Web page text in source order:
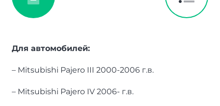
Для автомобилей:
– Mitsubishi Pajero III 2000-2006 г.в.
– Mitsubishi Pajero IV 2006- г.в.